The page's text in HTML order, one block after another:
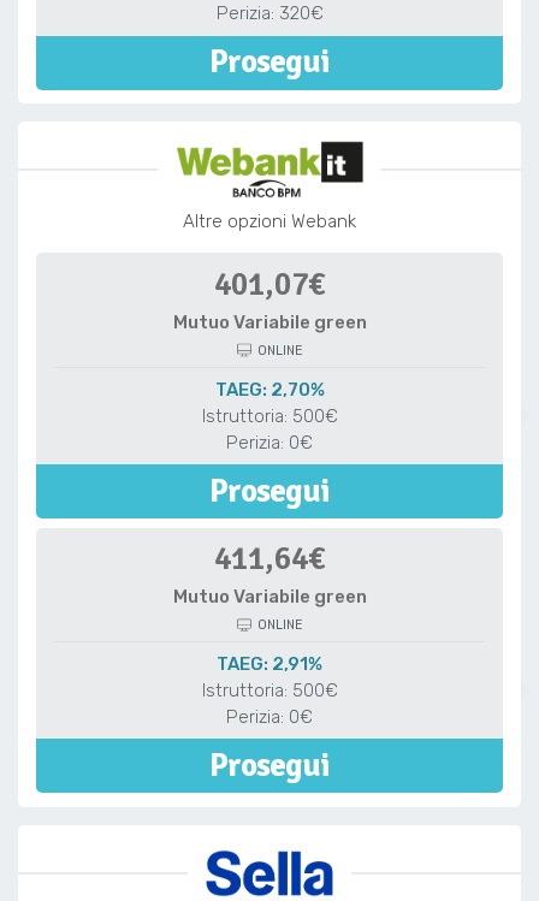
Perizia: 320€
Prosegui
Altre opzioni Webank
401,07€
Mutuo Variabile green
ONLINE
TAEG: 2,70%
Istruttoria: 500€
Perizia: 0€
Prosegui
411,64€
Mutuo Variabile green
ONLINE
TAEG: 2,91%
Istruttoria: 500€
Perizia: 0€
Prosegui